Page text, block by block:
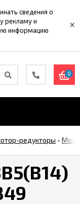
сведения о
рекламу и
информацию
×
0
редукторы -